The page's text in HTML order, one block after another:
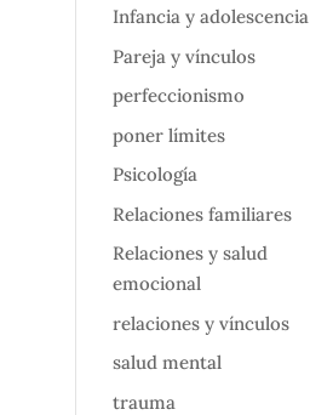
Infancia y adolescencia
Pareja y vínculos
perfeccionismo
poner límites
Psicología
Relaciones familiares
Relaciones y salud
emocional
relaciones y vínculos
salud mental
trauma